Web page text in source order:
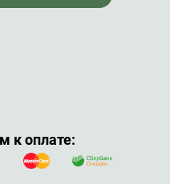
к оплате: